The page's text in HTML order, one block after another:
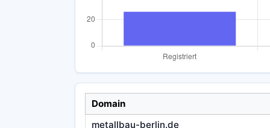
Domain
metallbau-berlin.de